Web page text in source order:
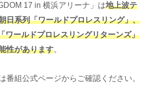
17 in 横浜アリーナ」は地上波テ
日系列「ワールドプロレスリング」、
ワールドプロレスリングリターンズ」
性があります。
番組公式ページからご確認ください。